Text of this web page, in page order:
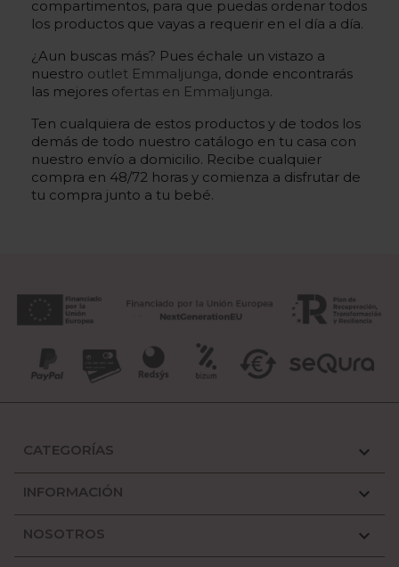
compartimentos, para que puedas ordenar todos
los productos que vayas a requerir en el día a día.
¿Aun buscas más? Pues échale un vistazo a
nuestro outlet Emmaljunga, donde encontrarás
las mejores ofertas en Emmaljunga.
Ten cualquiera de estos productos y de todos los
demás de todo nuestro catálogo en tu casa con
nuestro envío a domicilio. Recibe cualquier
compra en 48/72 horas y comienza a disfrutar de
tu compra junto a tu bebé.
CATEGORÍAS 
INFORMACIÓN 
NOSOTROS 